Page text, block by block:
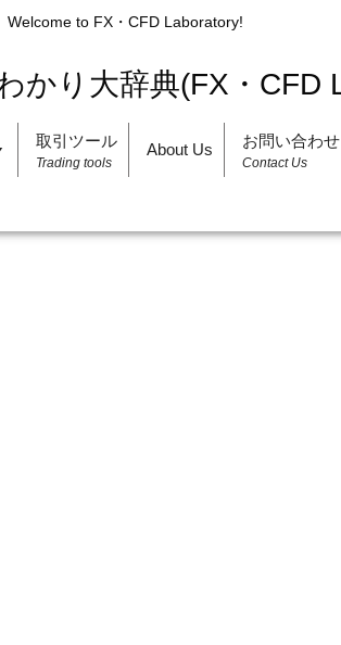
Welcome to FX・CFD Laboratory!
取引ツール
Trading tools
About Us お問い合わせ
Contact Us